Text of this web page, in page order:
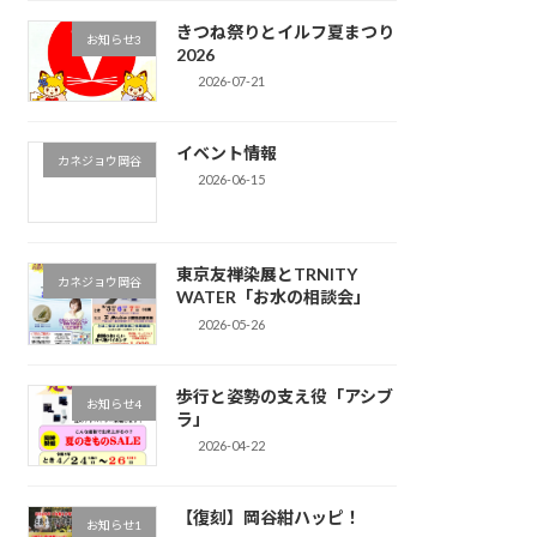
お知らせ3
きつね祭りとイルフ夏まつり
2026
2026-07-21
カネジョウ岡谷 イベント情報
2026-06-15
カネジョウ岡谷
東京友禅染展とTRNITY
WATER「お水の相談会」
2026-05-26
お知らせ4
歩行と姿勢の支え役「アシブ
ラ」
2026-04-22
お知らせ1 【復刻】岡谷紺ハッピ！